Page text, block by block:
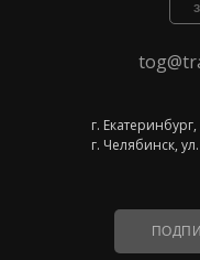
г.
г. Челябинск,